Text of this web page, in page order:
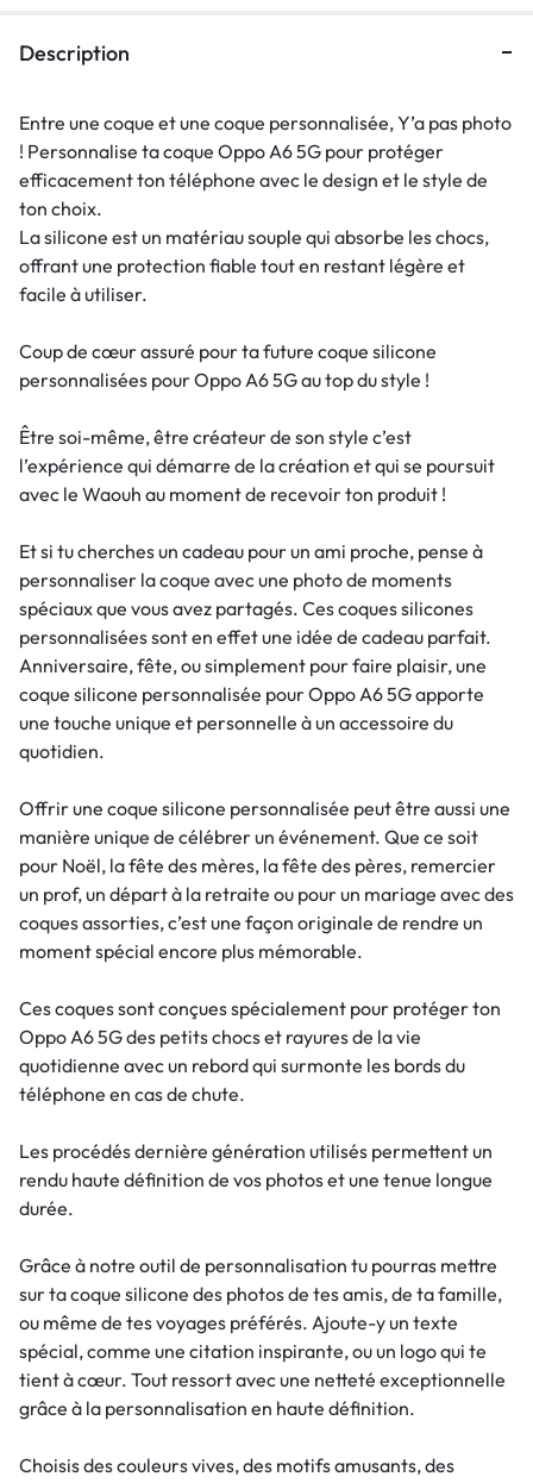
Description
Entre une coque et une coque personnalisée, Y’a pas photo
! Personnalise ta coque Oppo A6 5G pour protéger
efficacement ton téléphone avec le design et le style de
ton choix.
La silicone est un matériau souple qui absorbe les chocs,
offrant une protection fiable tout en restant légère et
facile à utiliser.
Coup de cœur assuré pour ta future coque silicone
personnalisées pour Oppo A6 5G au top du style !
Être soi-même, être créateur de son style c’est
l’expérience qui démarre de la création et qui se poursuit
avec le Waouh au moment de recevoir ton produit !
Et si tu cherches un cadeau pour un ami proche, pense à
personnaliser la coque avec une photo de moments
spéciaux que vous avez partagés. Ces coques silicones
personnalisées sont en effet une idée de cadeau parfait.
Anniversaire, fête, ou simplement pour faire plaisir, une
coque silicone personnalisée pour Oppo A6 5G apporte
une touche unique et personnelle à un accessoire du
quotidien.
Offrir une coque silicone personnalisée peut être aussi une
manière unique de célébrer un événement. Que ce soit
pour Noël, la fête des mères, la fête des pères, remercier
un prof, un départ à la retraite ou pour un mariage avec des
coques assorties, c’est une façon originale de rendre un
moment spécial encore plus mémorable.
Ces coques sont conçues spécialement pour protéger ton
Oppo A6 5G des petits chocs et rayures de la vie
quotidienne avec un rebord qui surmonte les bords du
téléphone en cas de chute.
Les procédés dernière génération utilisés permettent un
rendu haute définition de vos photos et une tenue longue
durée.
Grâce à notre outil de personnalisation tu pourras mettre
sur ta coque silicone des photos de tes amis, de ta famille,
ou même de tes voyages préférés. Ajoute-y un texte
spécial, comme une citation inspirante, ou un logo qui te
tient à cœur. Tout ressort avec une netteté exceptionnelle
grâce à la personnalisation en haute définition.
Choisis des couleurs vives, des motifs amusants, des